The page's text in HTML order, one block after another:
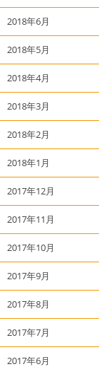
2018年6月
2018年5月
2018年4月
2018年3月
2018年2月
2018年1月
2017年12月
2017年11月
2017年10月
2017年9月
2017年8月
2017年7月
2017年6月